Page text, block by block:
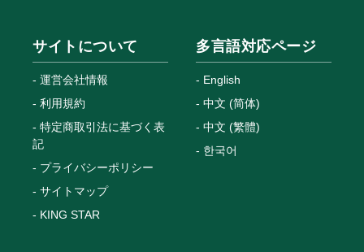
サイトについて
運営会社情報
利用規約
特定商取引法に基づく表
記
プライバシーポリシー
サイトマップ
KING STAR
多言語対応ページ
English
中文 (简体)
中文 (繁體)
한국어